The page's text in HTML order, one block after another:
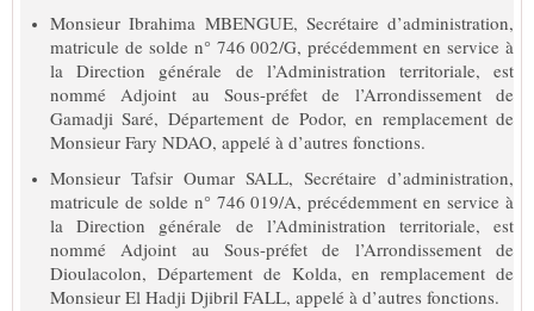
Monsieur Ibrahima MBENGUE, Secrétaire d’administration,
matricule de solde n° 746 002/G, précédemment en service à
la Direction générale de l’Administration territoriale, est
nommé Adjoint au Sous-préfet de l’Arrondissement de
Gamadji Saré, Département de Podor, en remplacement de
Monsieur Fary NDAO, appelé à d’autres fonctions.
Monsieur Tafsir Oumar SALL, Secrétaire d’administration,
matricule de solde n° 746 019/A, précédemment en service à
la Direction générale de l’Administration territoriale, est
nommé Adjoint au Sous-préfet de l’Arrondissement de
Dioulacolon, Département de Kolda, en remplacement de
Monsieur El Hadji Djibril FALL, appelé à d’autres fonctions.